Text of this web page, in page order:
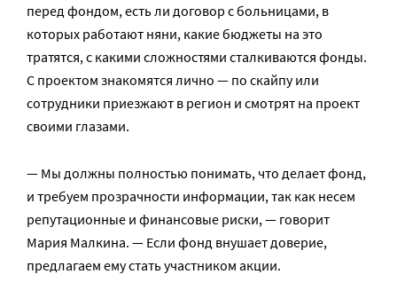
перед фондом, есть ли договор с больницами, в
которых работают няни, какие бюджеты на это
тратятся, с какими сложностями сталкиваются фонды.
С проектом знакомятся лично — по скайпу или
сотрудники приезжают в регион и смотрят на проект
своими глазами.
— Мы должны полностью понимать, что делает фонд,
и требуем прозрачности информации, так как несем
репутационные и финансовые риски, — говорит
Мария Малкина. — Если фонд внушает доверие,
предлагаем ему стать участником акции.